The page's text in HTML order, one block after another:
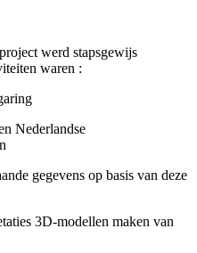
werd stapsgewijs
waren :
Nederlandse
gegevens op basis van deze
3D-modellen maken van